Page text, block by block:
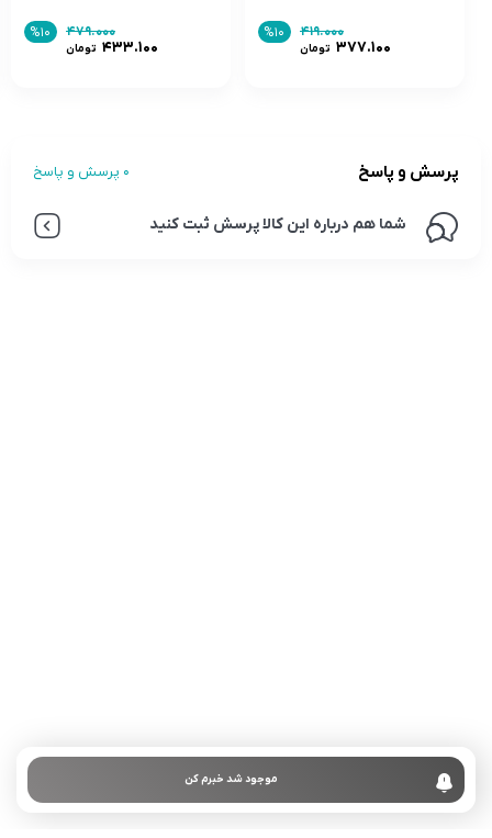
موجود شد خبرم کن
۴۱۹.۰۰۰
۳۷۷.۱۰۰ تومان
%۱۰ ۴۷۹.۰۰۰
۴۳۳.۱۰۰ تومان
%۱۰
پرسش و پاسخ 0 پرسش و پاسخ
شما هم درباره این کالا پرسش ثبت کنید
درباره ما